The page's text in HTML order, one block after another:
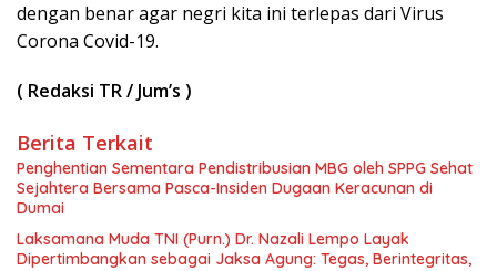
dengan benar agar negri kita ini terlepas dari Virus
Corona Covid-19.
( Redaksi TR / Jum’s )
Berita Terkait
Penghentian Sementara Pendistribusian MBG oleh SPPG Sehat
Sejahtera Bersama Pasca-Insiden Dugaan Keracunan di
Dumai
Laksamana Muda TNI (Purn.) Dr. Nazali Lempo Layak
Dipertimbangkan sebagai Jaksa Agung: Tegas, Berintegritas,